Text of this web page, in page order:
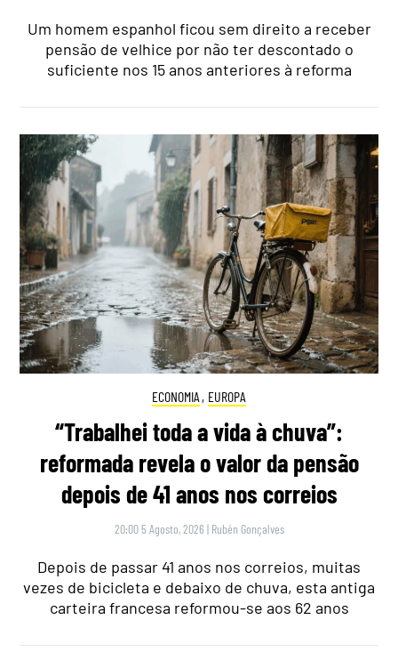
Um homem espanhol ficou sem direito a receber
pensão de velhice por não ter descontado o
suficiente nos 15 anos anteriores à reforma
ECONOMIA , EUROPA
“Trabalhei toda a vida à chuva”:
reformada revela o valor da pensão
depois de 41 anos nos correios
20:00 5 Agosto, 2026 | Rubén Gonçalves
Depois de passar 41 anos nos correios, muitas
vezes de bicicleta e debaixo de chuva, esta antiga
carteira francesa reformou-se aos 62 anos